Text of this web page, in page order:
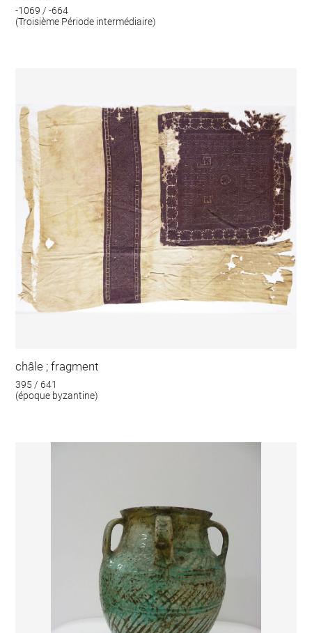
-1069 / -664
(Troisième Période intermédiaire)
châle ; fragment
395 / 641
(époque byzantine)